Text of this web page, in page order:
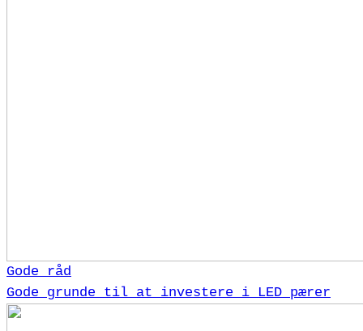
Gode råd
Gode grunde til at investere i LED pærer